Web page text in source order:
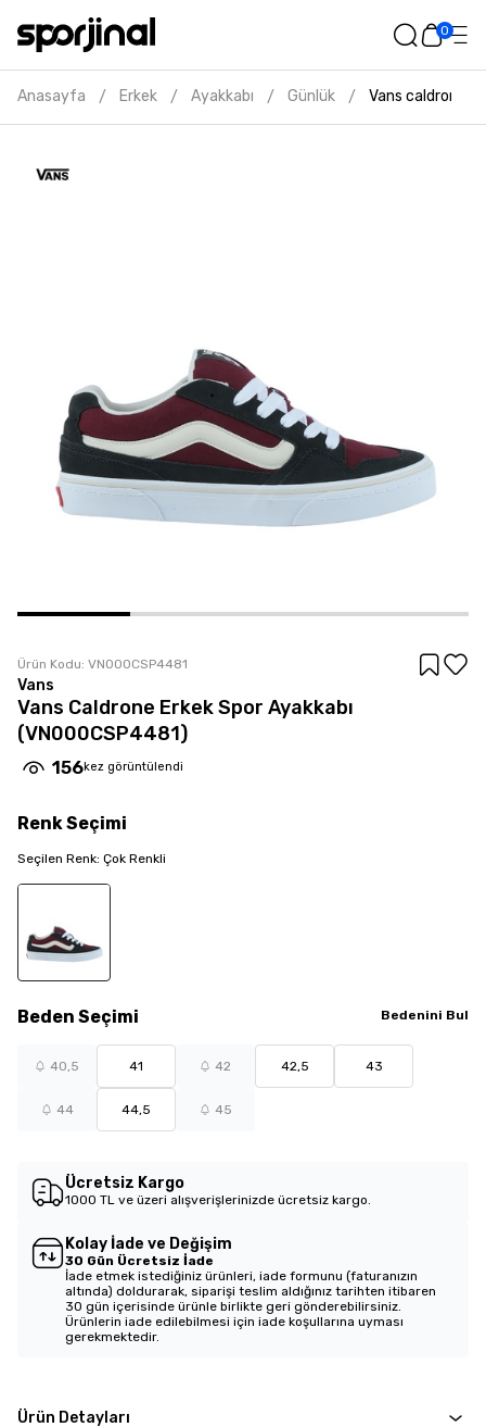
0
Anasayfa / Erkek / Ayakkabı / Günlük / Vans caldrone
Ürün Kodu: VN000CSP4481
Vans
Vans Caldrone Erkek Spor Ayakkabı
(VN000CSP4481)
156kez görüntülendi
Beden Seçimi Bedenini Bul
40,5 41 42 42,5 43
44 44,5 45
RenkSeçimi
Seçilen Renk: Çok Renkli
Ücretsiz Kargo
1000 TL ve üzeri alışverişlerinizde ücretsiz kargo.
Kolay İade ve Değişim
30 Gün Ücretsiz İade
İade etmek istediğiniz ürünleri, iade formunu (faturanızın
altında) doldurarak, siparişi teslim aldığınız tarihten itibaren
30 gün içerisinde ürünle birlikte geri gönderebilirsiniz.
Ürünlerin iade edilebilmesi için iade koşullarına uyması
gerekmektedir.
Ürün Detayları